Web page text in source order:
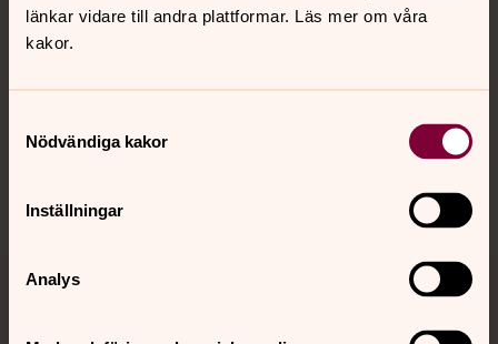
länkar vidare till andra plattformar. Läs mer om våra
kakor.
Nödvändiga kakor
Inställningar
Analys
Hitta snabbt
Sociala kanaler